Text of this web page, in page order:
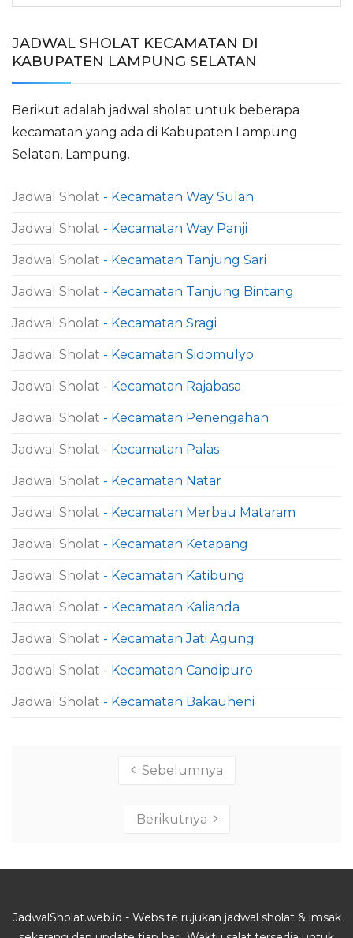
JADWAL SHOLAT KECAMATAN DI
KABUPATEN LAMPUNG SELATAN
Berikut adalah jadwal sholat untuk beberapa
kecamatan yang ada di Kabupaten Lampung
Selatan, Lampung.
Jadwal Sholat - Kecamatan Way Sulan
Jadwal Sholat - Kecamatan Way Panji
Jadwal Sholat - Kecamatan Tanjung Sari
Jadwal Sholat - Kecamatan Tanjung Bintang
Jadwal Sholat - Kecamatan Sragi
Jadwal Sholat - Kecamatan Sidomulyo
Jadwal Sholat - Kecamatan Rajabasa
Jadwal Sholat - Kecamatan Penengahan
Jadwal Sholat - Kecamatan Palas
Jadwal Sholat - Kecamatan Natar
Jadwal Sholat - Kecamatan Merbau Mataram
Jadwal Sholat - Kecamatan Ketapang
Jadwal Sholat - Kecamatan Katibung
Jadwal Sholat - Kecamatan Kalianda
Jadwal Sholat - Kecamatan Jati Agung
Jadwal Sholat - Kecamatan Candipuro
Jadwal Sholat - Kecamatan Bakauheni
Sebelumnya
Berikutnya
JadwalSholat.web.id - Website rujukan jadwal sholat & imsak